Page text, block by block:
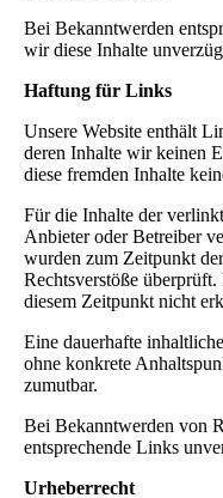
Bei Bekanntwerden
wir diese Inhalte
Haftung für Links
Unsere Website enthält
deren Inhalte wir keinen
diese fremden Inhalte
Für die Inhalte der
Anbieter oder Betreiber
wurden zum Zeitpunkt
Rechtsverstöße
diesem Zeitpunkt nicht
Eine dauerhafte
ohne konkrete
zumutbar.
Bei Bekanntwerden von
entsprechende Links
Urheberrecht